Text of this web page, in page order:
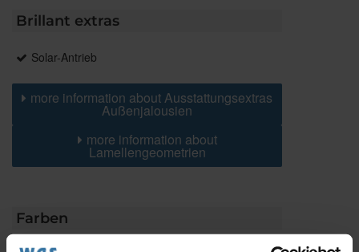
Brillant extras
Solar-Antrieb
more information about Ausstattungsextras
Außenjalousien
more information about
Lamellengeometrien
Farben